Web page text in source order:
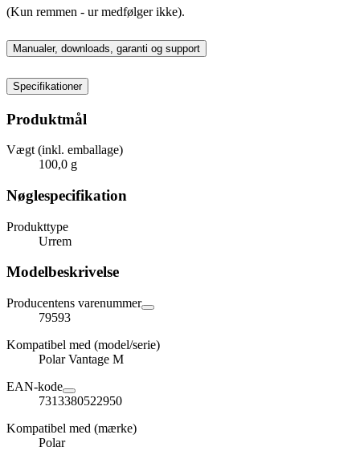
(Kun remmen - ur medfølger ikke).
Manualer, downloads, garanti og support
Specifikationer
Produktmål
Vægt (inkl. emballage)
100,0 g
Nøglespecifikation
Produkttype
Urrem
Modelbeskrivelse
Producentens varenummer
79593
Kompatibel med (model/serie)
Polar Vantage M
EAN-kode
7313380522950
Kompatibel med (mærke)
Polar